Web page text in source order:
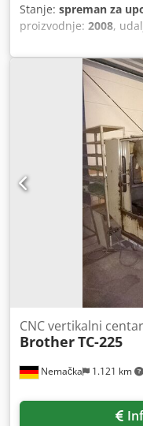
Stanje: spreman za
proizvodnje: 2008,
,
vretena (maks.):
Brother TC-32BN QT
opremljena je Brother
550 mm, hodom Y
mm. Mašina ima brze
do 20.000 o/min i
priliku da kupite ovo
32BN QT.
mašini. • Rastojanje
Dimenzije stola: 425 ×
40 pozicija • Spindle
Rdrjx Aqcjwa • 2 ×
podrškom •
Nemačka 1.121 km
CNC vertikalni
BrotherTC-225